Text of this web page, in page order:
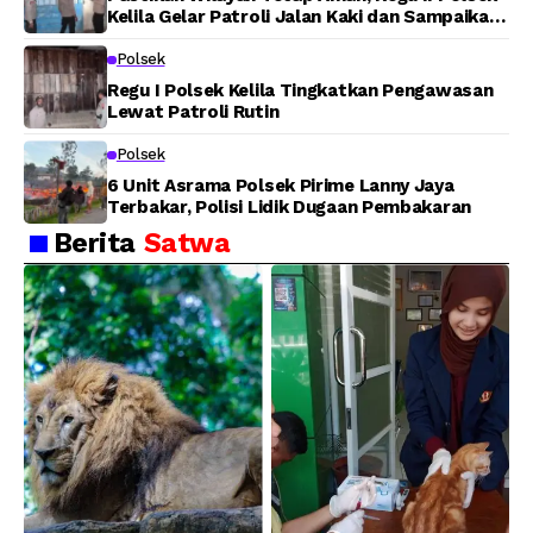
Kelila Gelar Patroli Jalan Kaki dan Sampaikan
Polsek
Regu I Polsek Kelila Tingkatkan Pengawasan
Lewat Patroli Rutin
Polsek
6 Unit Asrama Polsek Pirime Lanny Jaya
Terbakar, Polisi Lidik Dugaan Pembakaran
Berita Satwa